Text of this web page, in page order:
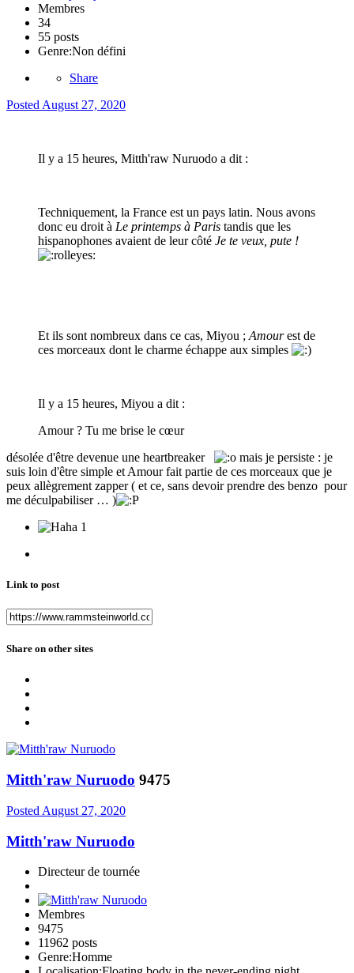
Membres
34
55 posts
Genre:Non défini
Share
Posted August 27, 2020
Il y a 15 heures, Mitth'raw Nuruodo a dit :
Techniquement, la France est un pays latin. Nous avons
donc eu droit à Le printemps à Paris tandis que les
hispanophones avaient de leur côté Je te veux, pute !
Et ils sont nombreux dans ce cas, Miyou ; Amourest de
ces morceaux dont le charme échappe aux simples
Il y a 15 heures, Miyou a dit :
Amour ? Tu me brise le cœur
désolée d'être devenue une heartbreaker
mais je persiste : je
suis loin d'être simple et Amour fait partie de ces morceaux que je
peux allègrement zapper ( et ce, sans devoir prendre des benzo pour
me déculpabiliser … )
1
Link to post
Share on other sites
Mitth'raw Nuruodo 9475
Posted August 27, 2020
Mitth'raw Nuruodo
Directeur de tournée
Membres
9475
11962 posts
Genre:Homme